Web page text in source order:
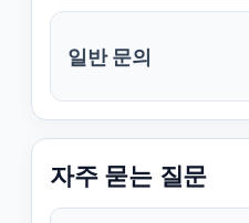
일반 문의
자주 묻는 질문